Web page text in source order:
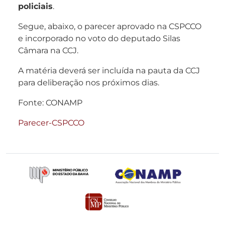
policiais.
Segue, abaixo, o parecer aprovado na CSPCCO
e incorporado no voto do deputado Silas
Câmara na CCJ.
A matéria deverá ser incluída na pauta da CCJ
para deliberação nos próximos dias.
Fonte: CONAMP
Parecer-CSPCCO